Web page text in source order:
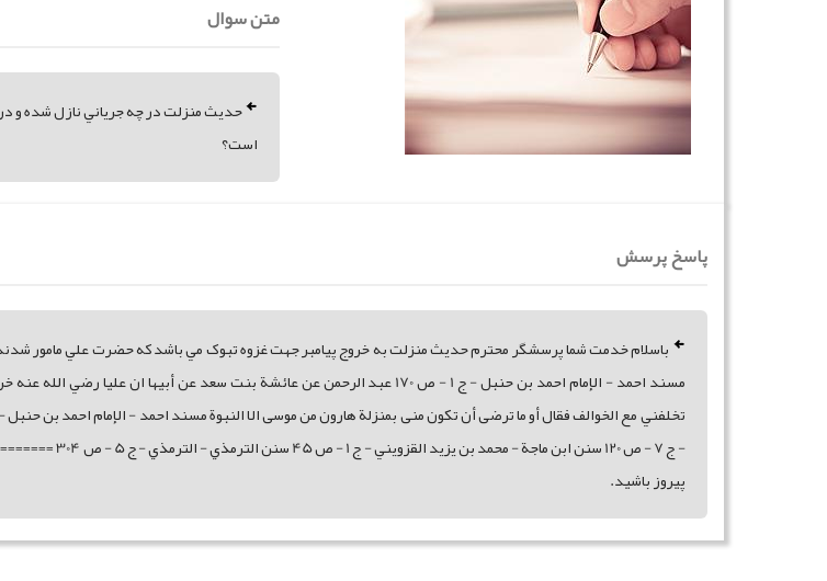
متن سوال
حديث منزلت در چه جرياني نازل شده و
است؟
پاسخ پرسش
باسلام خدمت شما پرسشگر محترم حديث منزلت به خروج پيامبر جهت غزوه تبوک مي باشد که حضرت علي مامور
مسند احمد - الإمام احمد بن حنبل - ج 1 - ص 170 عبد الرحمن عن عائشة بنت سعد عن
- ج 7 - ص 120 سنن
پيروز باشيد.